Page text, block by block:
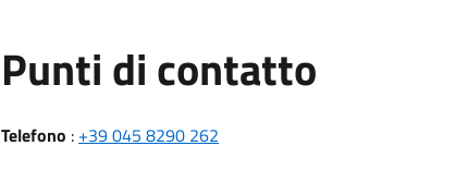
Punti di contatto
Telefono : +39 045 8290 262